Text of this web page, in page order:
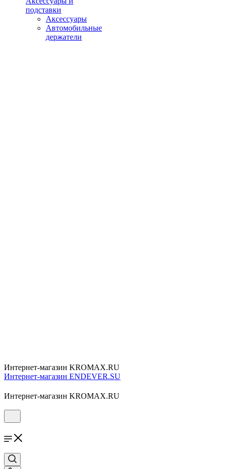
подставки
Аксессуары
Автомобильные
держатели
Интернет-магазин KROMAX.RU
Интернет-магазин ENDEVER.SU
Интернет-магазин KROMAX.RU